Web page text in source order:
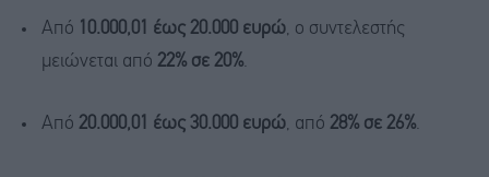
Από 10.000,01 έως 20.000 ευρώ, ο συντελεστής
μειώνεται από 22% σε 20%.
Από 20.000,01 έως 30.000 ευρώ, από 28% σε 26%.